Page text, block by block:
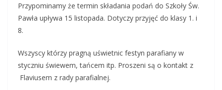
Przypominamy że termin składania podań do Szkoły Św.
Pawła upływa 15 listopada. Dotyczy przyjęć do klasy 1. i
8.
Wszyscy którzy pragną uświetnic festyn parafiany w
styczniu świewem, tańcem itp. Proszeni są o kontakt z
Flaviusem z rady parafialnej.